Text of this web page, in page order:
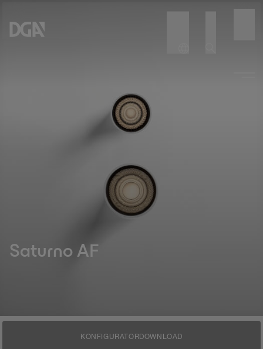
Saturno AF
KONFIGURATORDOWNLOAD